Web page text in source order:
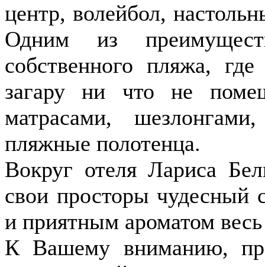
центр, волейбол,
Одним из
собственного пляжа,
загару ни что не
матрасами,
пляжные полотенца.
Вокруг отеля Лариса
свои просторы чудесный
и приятным ароматом
К Вашему вниманию,